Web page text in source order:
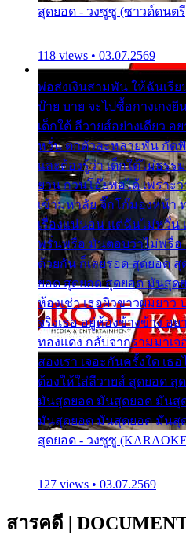
สุดยอด - วงซูซู (ซาวด์ดนต
118 views • 03.07.2569
พ่อส่งเงินสามพัน ให้ฉันเรี
บ๊าย บาย จะไปซื้อกางเกงยี
เด็กใต้ ลีวายส์อย่างเดียว อ
หวั่น ตกตัวละหลายพัน กัด
และต้องรู้ว่า เด็กใต้ไม่ธรร
ยวน กวนโอ๊ยพอได้ เพราะ
เข้ามหาลัย จิ๊กโก๊มองหน้า
เรื่องแน่นอน แต่ฉันไม่หวั่น
พรั่นพรือ มันตอบว่าไม่พรื่อ
ด้วยกัน ก็เลยรอด สุดยอด
ยอด สุดยอด สุดยอด มันสุด
ห้องเช่า เธอผิวขาวผมยาว
จริงเธอ อยู่ห้องข้างข้าง อ
ทองแดง กลับจากรามมาเ
สองเรา เจอะกันครั้งใด เธ
ต้องให้ใส่ลีวายส์ สุดยอด
มันสุดยอด มันสุดยอด มันสุ
มันสุดยอด มันสุดยอด มันสุ
สุดยอด - วงซูซู
127 views • 03.07.2569
สารคดี |